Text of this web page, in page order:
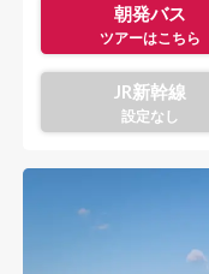
朝発バス
JR新幹線